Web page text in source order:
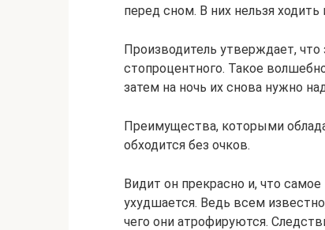
перед сном. В них нельзя ходить
Производитель утверждает, что
стопроцентного. Такое
затем на ночь их снова нужно
Преимущества, которыми
обходится без очков.
Видит он прекрасно и, что
ухудшается. Ведь всем
чего они атрофируются.